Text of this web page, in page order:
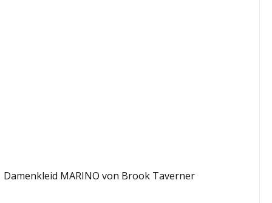
Damenkleid MARINO von Brook Taverner